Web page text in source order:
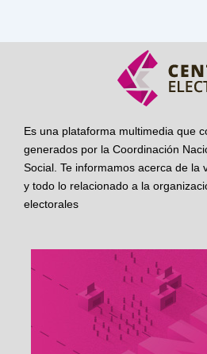
Es una plataforma multimedia que
generados por la Coordinación
Social. Te informamos acerca de la
y todo lo relacionado a la
electorales